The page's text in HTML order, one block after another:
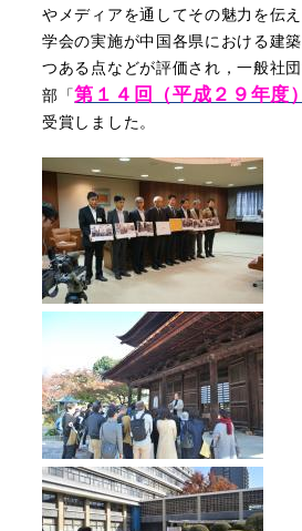
やメディアを通してその魅力を伝
学会の実施が中国各県における建
つある点などが評価され，一般社
部「第１４回（平成２９年度
受賞しました。